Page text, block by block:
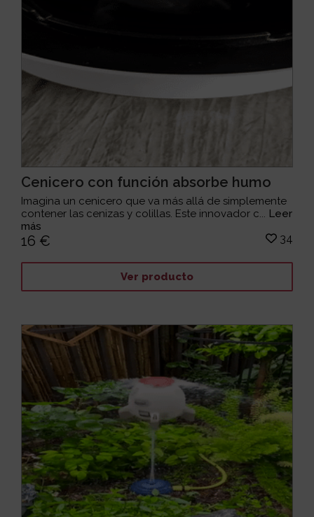
Cenicero con función absorbe humo
Imagina un cenicero que va más allá de simplemente
contener las cenizas y colillas. Este innovador c... Leer
más
16 € 34
Ver producto